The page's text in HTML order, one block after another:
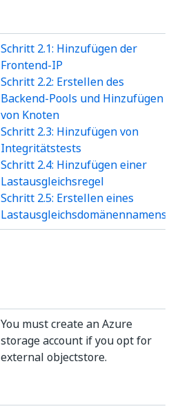
Schritt 2.1: Hinzufügen der
Frontend-IP
Schritt 2.2: Erstellen des
Backend-Pools und Hinzufügen
von Knoten
Schritt 2.3: Hinzufügen von
Integritätstests
Schritt 2.4: Hinzufügen einer
Lastausgleichsregel
Schritt 2.5: Erstellen eines
Lastausgleichsdomänennamens
You must create an Azure
storage account if you opt for
external objectstore.